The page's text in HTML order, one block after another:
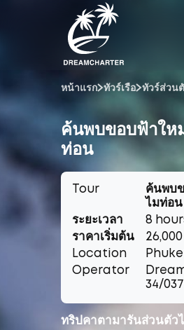
หน้าแรก ทัวร์เรือ ทัวร์ส่วน
ค้นพบขอบฟ้าใหม่
ท่อน
Tour
ค้นพบข
ไมท่อน
ระยะเวลา
8
ราคาเริ่มต้น
Location
Operator
34/
ทริปคาตามารันส่วนตัว